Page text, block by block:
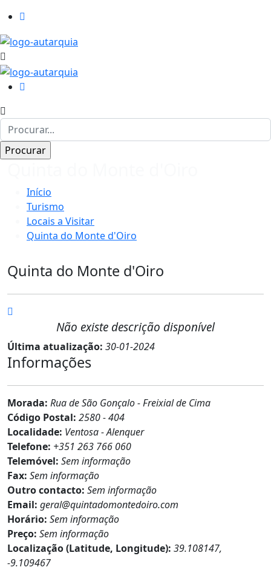
Início
Turismo
Locais a Visitar
Quinta do Monte d'Oiro
Quinta do Monte d'Oiro
Não existe descrição disponível
Última atualização: 30-01-2024
Informações
Morada: Rua de São Gonçalo - Freixial de Cima
Código Postal: 2580 - 404
Localidade: Ventosa - Alenquer
Telefone: +351 263 766 060
Telemóvel: Sem informação
Fax: Sem informação
Outro contacto: Sem informação
Email: geral@quintadomontedoiro.com
Horário: Sem informação
Preço: Sem informação
Localização (Latitude, Longitude): 39.108147,
-9.109467